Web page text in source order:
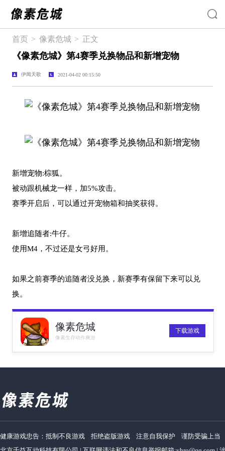
首页 > 像素危城 > 正文
《像素危城》第4赛季兑换物品和新增宠物
伊闻天歌 2021-04-02 00:15:50
新增宠物:棕狐。
被动跟机械龙一样，加5%攻击。
赛季开启后，可以通过开宠物箱和抽奖获得。
新增追随者:牛仔。
使用M4，不过还是女弓好用。
如果之前赛季的追随者没兑换，新赛季有保留下来可以兑
换。
像素危城
像素生存动作爽游
下载游戏
健康游戏忠告：抵制不良游戏 拒绝盗版游戏 注意自我保护 谨防受骗上